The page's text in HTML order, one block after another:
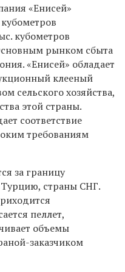
«Енисей»
кубометров
рынком сбыта
«Енисей» обладает
клееный
сельского хозяйства,
этой страны.
соответствие
требованиям
за границу
страны СНГ.
пеллет,
объемы
заказчиком